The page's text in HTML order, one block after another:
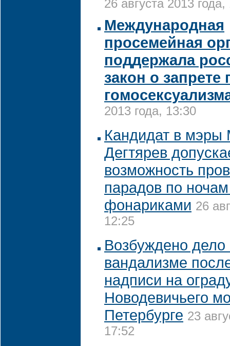
26 августа 2013
Международная
просемейная
поддержала
закон о
2013 года, 13:30
Кандидат в мэры
Дегтярев
возможность
парадов по
фонариками 26
12:25
Возбуждено дело
вандализме
надписи на
Новодевичьего
Петербурге 23
17:52